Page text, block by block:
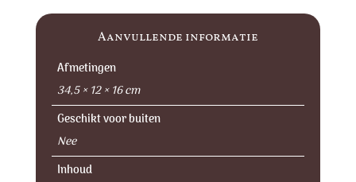
Aanvullende informatie
Afmetingen
34,5 × 12 × 16 cm
Geschikt voor buiten
Nee
Inhoud